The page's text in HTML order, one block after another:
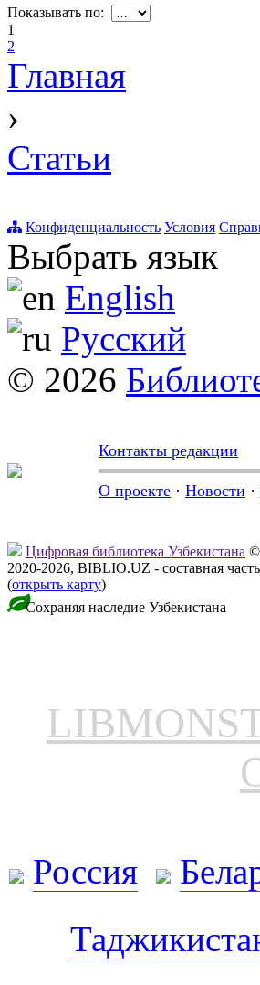
Показывать по:
1
2
Главная
›
Статьи
Конфиденциальность Условия
Выбрать язык
English
Русский
© 2026
Контакты редакции
О проекте · Новости ·
Цифровая библиотека Узбекистана ©
2020-2026, BIBLIO.UZ - составная
(открыть карту)
Сохраняя наследие Узбекистана
Россия